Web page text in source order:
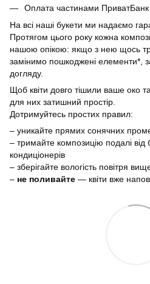
Оплата частинами
На всі наші букети ми надаємо
Протягом цього року кожна
нашою опікою: якщо з нею щось
замінимо пошкоджені елементи*,
догляду.
Щоб квіти довго тішили ваше око
для них затишний простір.
Дотримуйтесь простих правил:
– уникайте прямих сонячних
– тримайте композицію подалі від
кондиціонерів
– зберігайте вологість повітря
– не поливайте — квіти вже